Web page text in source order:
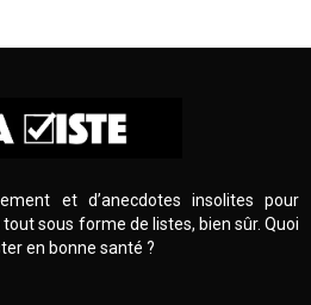
et d’anecdotes insolites pour
sous forme de listes, bien sûr. Quoi
en bonne santé ?